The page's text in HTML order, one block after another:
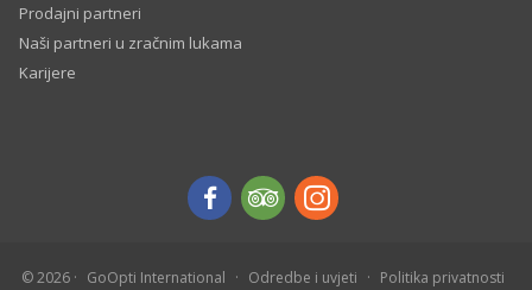
Prodajni partneri
Naši partneri u zračnim lukama
Karijere
© 2026 GoOpti International Odredbe i uvjeti Politika privatnosti